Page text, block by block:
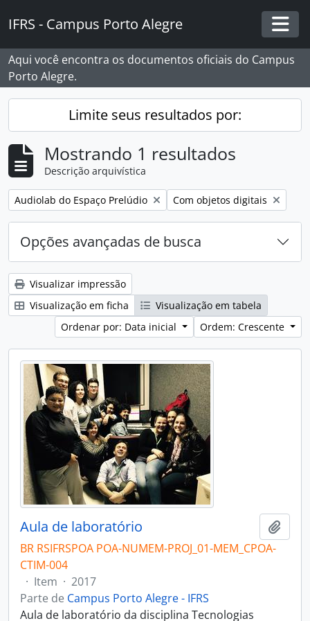
IFRS - Campus Porto Alegre
Aqui você encontra os documentos oficiais do Campus
Porto Alegre.
Limite seus resultados por:
Mostrando 1 resultados
Descrição arquivística
Remover filtro:
Audiolab do Espaço Prelúdio Remover filtro:
Com objetos digitais
Opções avançadas de busca
Visualizar impressão
Visualização em ficha
Visualização em tabela
Ordenar por: Data inicial
Ordem: Crescente
Aula de laboratório
BR RSIFRSPOA POA-NUMEM-PROJ_01-MEM_CPOA-
CTIM-004
· Item · 2017
Parte de Campus Porto Alegre - IFRS
Aula de laboratório da disciplina Tecnologias